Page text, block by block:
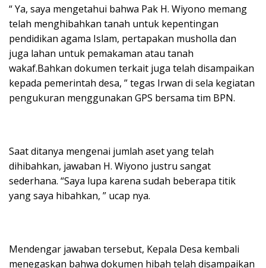
“ Ya, saya mengetahui bahwa Pak H. Wiyono memang
telah menghibahkan tanah untuk kepentingan
pendidikan agama Islam, pertapakan musholla dan
juga lahan untuk pemakaman atau tanah
wakaf.Bahkan dokumen terkait juga telah disampaikan
kepada pemerintah desa, ” tegas Irwan di sela kegiatan
pengukuran menggunakan GPS bersama tim BPN.
Saat ditanya mengenai jumlah aset yang telah
dihibahkan, jawaban H. Wiyono justru sangat
sederhana. “Saya lupa karena sudah beberapa titik
yang saya hibahkan, ” ucap nya.
Mendengar jawaban tersebut, Kepala Desa kembali
menegaskan bahwa dokumen hibah telah disampaikan